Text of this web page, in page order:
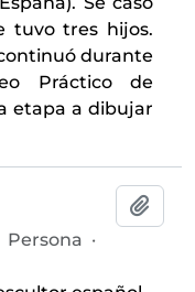
tuvo tres hijos.
durante
Práctico de
etapa a dibujar
Persona ·